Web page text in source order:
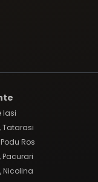
Iasi
Tatarasi
Ros
Nicolina